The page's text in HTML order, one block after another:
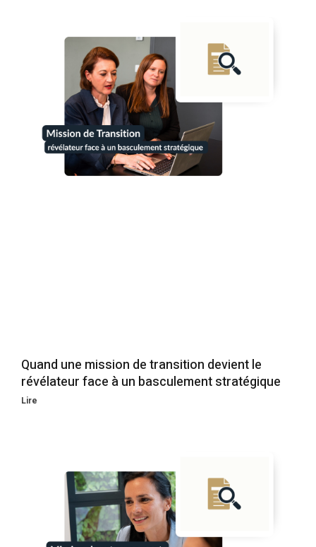
Quand une mission de transition devient le
révélateur face à un basculement stratégique
Lire